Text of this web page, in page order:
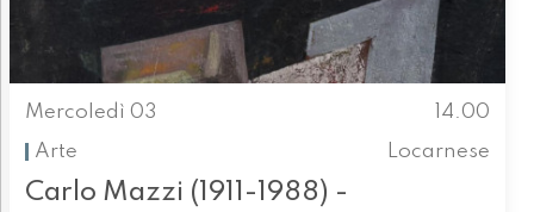
Mercoledì 03
14.00
Arte
Locarnese
Carlo Mazzi (1911-1988) -